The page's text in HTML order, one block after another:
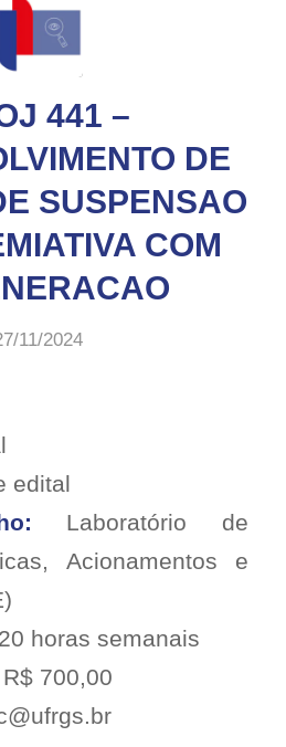
441 –
DE
SUSPENSAO
COM
11/2024
edital
Laboratório de
Acionamentos e
20 horas semanais
R$ 700,00